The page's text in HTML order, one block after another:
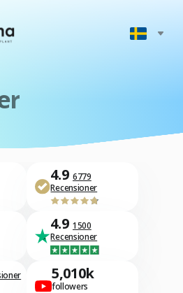
4.9 6779
Recensioner
4.9 1500
Recensioner
5,010k
followers